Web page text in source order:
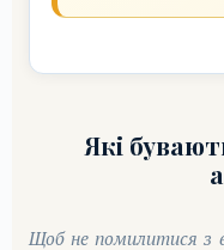
Які
Щоб не помилитися з